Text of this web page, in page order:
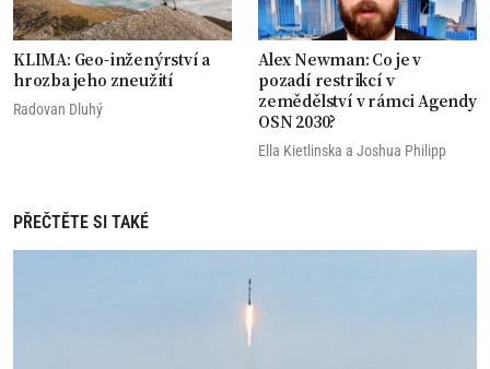
KLIMA: Geo-inženýrství a
hrozba jeho zneužití
Radovan Dluhý
Alex Newman: Co je v
pozadí restrikcí v
zemědělství v rámci Agendy
OSN 2030?
Ella Kietlinska a Joshua Philipp
PŘEČTĚTE SI TAKÉ